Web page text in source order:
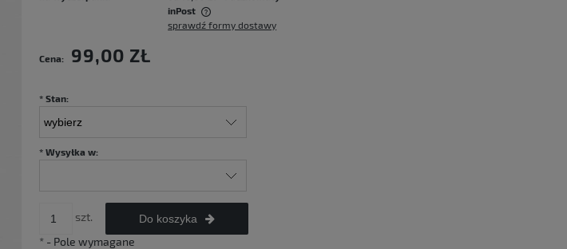
inPost
płatności
sprawdź formy dostawy
Cena: 99,00 ZŁ
*Stan:
*Wysyłka w:
szt. Do koszyka
*- Pole wymagane